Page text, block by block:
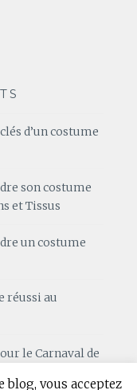
d’un costume
son costume
et Tissus
un costume
réussi au
le Carnaval de
vous acceptez